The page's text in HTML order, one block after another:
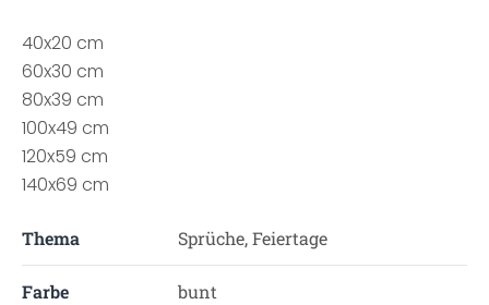
40x20 cm
60x30 cm
80x39 cm
100x49 cm
120x59 cm
140x69 cm
Thema Sprüche, Feiertage
Farbe bunt